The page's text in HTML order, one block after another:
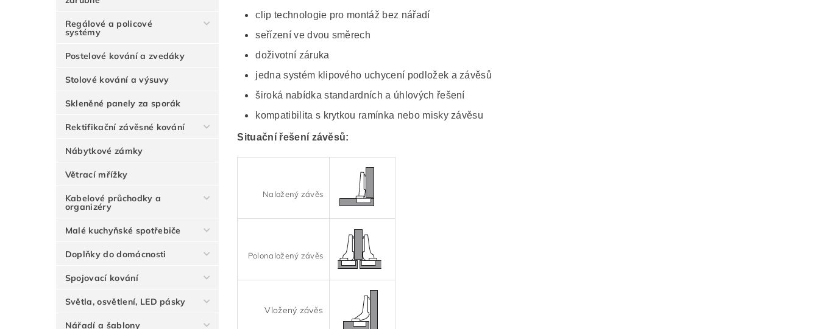
Regálové a policové
systémy
Postelové kování a zvedáky
Stolové kování a výsuvy
Skleněné panely za sporák
Rektifikační závěsné kování
Nábytkové zámky
Větrací mřížky
Kabelové průchodky a
organizéry
Malé kuchyňské spotřebiče
Doplňky do domácnosti
Spojovací kování
Světla, osvětlení, LED pásky
Nářadí a šablony
clip technologie pro montáž bez nářadí
seřízení ve dvou směrech
doživotní záruka
jedna systém klipového uchycení podložek a závěsů
široká nabídka standardních a úhlových řešení
kompatibilita s krytkou ramínka nebo misky závěsu
Situační řešení závěsů:
Naložený závěs
Polonaložený závěs
Vložený závěs